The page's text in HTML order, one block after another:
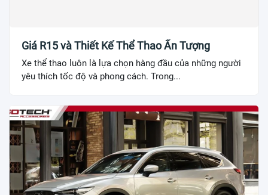
Giá R15 và Thiết Kế Thể Thao Ấn Tượng
Xe thể thao luôn là lựa chọn hàng đầu của những người
yêu thích tốc độ và phong cách. Trong...